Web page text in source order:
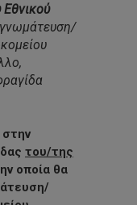
Εθνικού
στην
του/της
οποία θα